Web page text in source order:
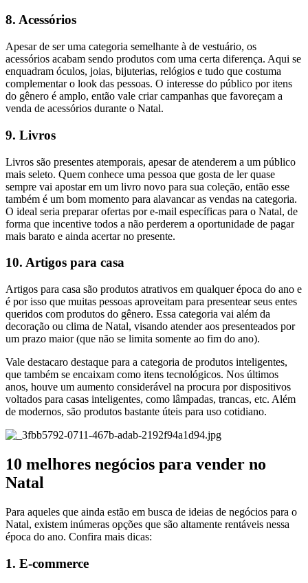
8. Acessórios
Apesar de ser uma categoria semelhante à de vestuário, os
acessórios acabam sendo produtos com uma certa diferença. Aqui se
enquadram óculos, joias, bijuterias, relógios e tudo que costuma
complementar o look das pessoas. O interesse do público por itens
do gênero é amplo, então vale criar campanhas que favoreçam a
venda de acessórios durante o Natal.
9. Livros
Livros são presentes atemporais, apesar de atenderem a um público
mais seleto. Quem conhece uma pessoa que gosta de ler quase
sempre vai apostar em um livro novo para sua coleção, então esse
também é um bom momento para alavancar as vendas na categoria.
O ideal seria preparar ofertas por e-mail específicas para o Natal, de
forma que incentive todos a não perderem a oportunidade de pagar
mais barato e ainda acertar no presente.
10. Artigos para casa
Artigos para casa são produtos atrativos em qualquer época do ano e
é por isso que muitas pessoas aproveitam para presentear seus entes
queridos com produtos do gênero. Essa categoria vai além da
decoração ou clima de Natal, visando atender aos presenteados por
um prazo maior (que não se limita somente ao fim do ano).
Vale destacaro destaque para a categoria de produtos inteligentes,
que também se encaixam como itens tecnológicos. Nos últimos
anos, houve um aumento considerável na procura por dispositivos
voltados para casas inteligentes, como lâmpadas, trancas, etc. Além
de modernos, são produtos bastante úteis para uso cotidiano.
10 melhores negócios para vender no
Natal
Para aqueles que ainda estão em busca de ideias de negócios para o
Natal, existem inúmeras opções que são altamente rentáveis nessa
época do ano. Confira mais dicas:
1. E-commerce